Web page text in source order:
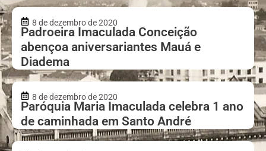
8 de dezembro de 2020
Padroeira Imaculada Conceição
abençoa aniversariantes Mauá e
Diadema
8 de dezembro de 2020
Paróquia Maria Imaculada celebra 1 ano
de caminhada em Santo André